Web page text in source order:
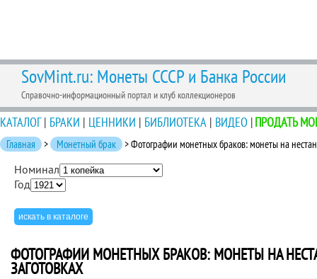
SovMint.ru: Монеты СССР и Банка России
Справочно-информационный портал и клуб коллекционеров
КАТАЛОГ| БРАКИ | ЦЕННИКИ | БИБЛИОТЕКА | ВИДЕО |ПРОДАТЬ
Главная > Монетный брак > Фотографии монетных браков: монеты на
Номинал
Год
ФОТОГРАФИИ МОНЕТНЫХ БРАКОВ: МОНЕТЫ НА
ЗАГОТОВКАХ